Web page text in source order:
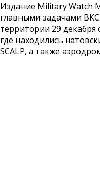
Издание Military Watch
главными задачами
территории 29 декабря
где находились
SCALP, а также